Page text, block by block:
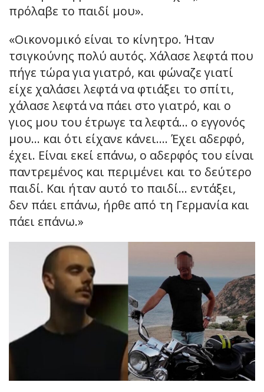
πρόλαβε το παιδί μου».
«Οικονομικό είναι το κίνητρο. Ήταν
τσιγκούνης πολύ αυτός. Χάλασε λεφτά που
πήγε τώρα για γιατρό, και φώναζε γιατί
είχε χαλάσει λεφτά να φτιάξει το σπίτι,
χάλασε λεφτά να πάει στο γιατρό, και ο
γιος μου του έτρωγε τα λεφτά… ο εγγονός
μου… και ότι είχανε κάνει…. Έχει αδερφό,
έχει. Είναι εκεί επάνω, ο αδερφός του είναι
παντρεμένος και περιμένει και το δεύτερο
παιδί. Και ήταν αυτό το παιδί… εντάξει,
δεν πάει επάνω, ήρθε από τη Γερμανία και
πάει επάνω.»